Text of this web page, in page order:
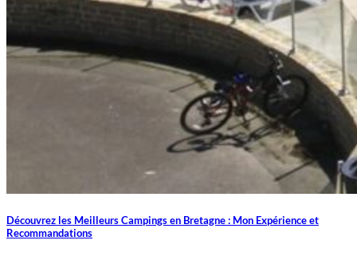
Découvrez les Meilleurs Campings en Bretagne : Mon Expérience et
Recommandations